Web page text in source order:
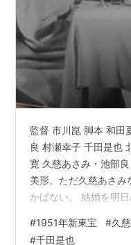
監督 市川崑 脚本 和田
良 村瀬幸子 千田是也
寛 久慈あさみ・池部
美形。ただ久慈あさ
かばない。 結婚を明
る一日を描いた作品。
#1951年新東宝 #久
#千田是也